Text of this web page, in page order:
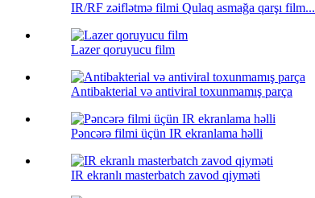
IR/RF zəiflətmə filmi Qulaq asmağa qarşı film...
Lazer qoruyucu film
Antibakterial və antiviral toxunmamış parça
Pəncərə filmi üçün IR ekranlama həlli
IR ekranlı masterbatch zavod qiyməti